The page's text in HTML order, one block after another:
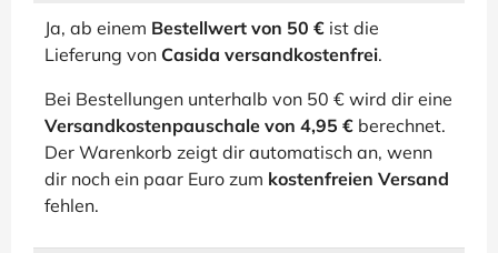
Ja, ab einem Bestellwert von 50 € ist die
Lieferung von Casida versandkostenfrei.
Bei Bestellungen unterhalb von 50 € wird dir eine
Versandkostenpauschale von 4,95 € berechnet.
Der Warenkorb zeigt dir automatisch an, wenn
dir noch ein paar Euro zum kostenfreien Versand
fehlen.